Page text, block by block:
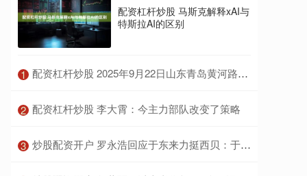
配资杠杆炒股 马斯克解释xAI与
特斯拉AI的区别
1 ​配资杠杆炒股 2025年9月22日山东青岛黄河路农产品批发市场价格行情
2 ​配资杠杆炒股 李大霄：今主力部队改变了策略
3 ​炒股配资开户 罗永浩回应于东来力挺西贝：于总是我尊敬的企业家，千万不要被损友误导连累了名声